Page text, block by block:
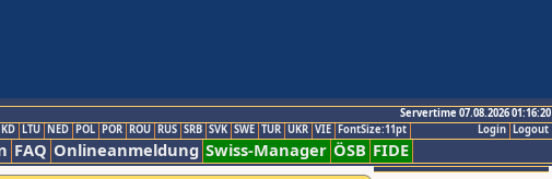
Servertime 07.08.2026 01:16:20
Logout
Login
LTU NED POL POR ROU RUS SRB SVK SWE TUR UKR VIE FontSize:11pt
FAQ Onlineanmeldung Swiss-Manager ÖSB FIDE